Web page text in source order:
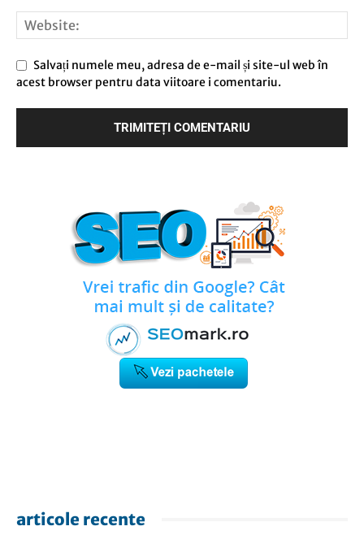
Salvați numele meu, adresa de e-mail și site-ul web în
acest browser pentru data viitoare i comentariu.
articole recente